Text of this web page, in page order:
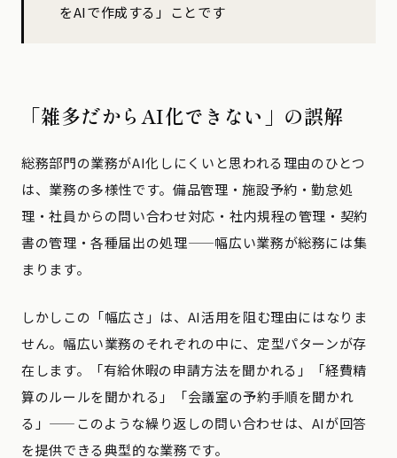
をAIで作成する」ことです
「雑多だからAI化できない」の誤解
総務部門の業務がAI化しにくいと思われる理由のひとつ
は、業務の多様性です。備品管理・施設予約・勤怠処
理・社員からの問い合わせ対応・社内規程の管理・契約
書の管理・各種届出の処理——幅広い業務が総務には集
まります。
しかしこの「幅広さ」は、AI活用を阻む理由にはなりま
せん。幅広い業務のそれぞれの中に、定型パターンが存
在します。「有給休暇の申請方法を聞かれる」「経費精
算のルールを聞かれる」「会議室の予約手順を聞かれ
る」——このような繰り返しの問い合わせは、AIが回答
を提供できる典型的な業務です。